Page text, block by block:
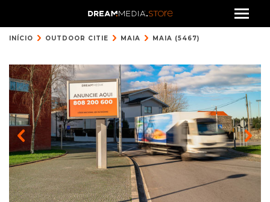
INÍCIO OUTDOOR CITIE MAIA MAIA (5467)